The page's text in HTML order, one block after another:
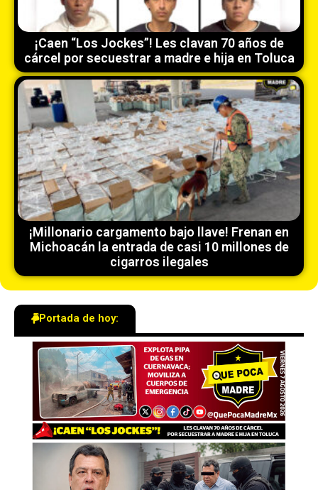
¡Caen “Los Jockes”! Les clavan 70 años de
cárcel por secuestrar a madre e hija en Toluca
¡Millonario cargamento bajo llave! Frenan en
Michoacán la entrada de casi 10 millones de
cigarros ilegales
Portada de hoy: